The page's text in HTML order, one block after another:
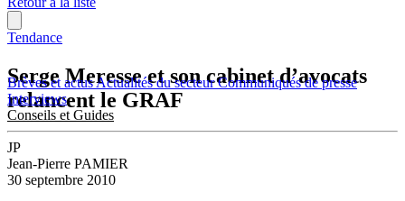
Brèves et actusActualités du secteurCommuniqués de presse
Interviews
Conseils et Guides
Tendance
Serge Meresse et son cabinet d’avocats
relancent le GRAF
JP
Jean-Pierre PAMIER
30 septembre 2010